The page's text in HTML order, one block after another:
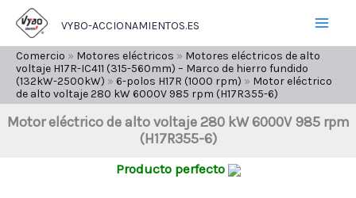
contenido
VYBO-ACCIONAMIENTOS.ES
Comercio » Motores eléctricos » Motores eléctricos de alto
voltaje H17R-IC411 (315-560mm) – Marco de hierro fundido
(132kW-2500kW) » 6-polos H17R (1000 rpm) » Motor eléctrico
de alto voltaje 280 kW 6000V 985 rpm (H17R355-6)
Motor eléctrico de alto voltaje 280 kW 6000V 985 rpm
(H17R355-6)
Producto perfecto